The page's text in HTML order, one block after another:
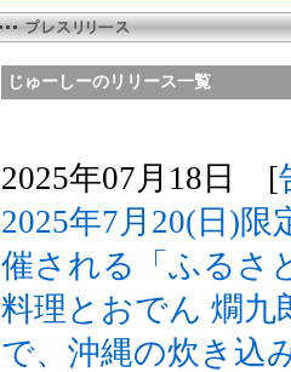
じゅーしーのリリース一覧
2025年07月18日 [
2025年7月20(日)
催される「ふるさ
料理とおでん 燗九
で、沖縄の炊き込